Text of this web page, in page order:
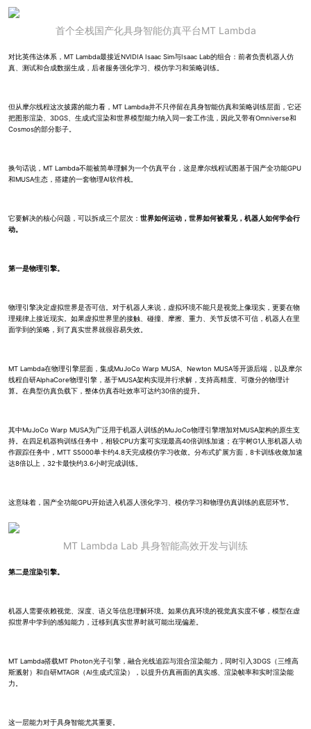
首个全栈国产化具身智能仿真平台MT Lambda
对比英伟达体系，MT Lambda最接近NVIDIA Isaac Sim与Isaac Lab的组合：前者负责机器人仿
真、测试和合成数据生成，后者服务强化学习、模仿学习和策略训练。
但从摩尔线程这次披露的能力看，MT Lambda并不只停留在具身智能仿真和策略训练层面，它还
把图形渲染、3DGS、生成式渲染和世界模型能力纳入同一套工作流，因此又带有Omniverse和
Cosmos的部分影子。
换句话说，MT Lambda不能被简单理解为一个仿真平台，这是摩尔线程试图基于国产全功能GPU
和MUSA生态，搭建的一套物理AI软件栈。
它要解决的核心问题，可以拆成三个层次： 世界如何运动，世界如何被看见，机器人如何学会行
动。
第一是物理引擎。
物理引擎决定虚拟世界是否可信。对于机器人来说，虚拟环境不能只是视觉上像现实，更要在物
理规律上接近现实。如果虚拟世界里的接触、碰撞、摩擦、重力、关节反馈不可信，机器人在里
面学到的策略，到了真实世界就很容易失效。
MT Lambda在物理引擎层面，集成MuJoCo Warp MUSA、Newton MUSA等开源后端，以及摩尔
线程自研AlphaCore物理引擎，基于MUSA架构实现并行求解，支持高精度、可微分的物理计
算。在典型仿真负载下，整体仿真吞吐效率可达约30倍的提升。
其中MuJoCo Warp MUSA为广泛用于机器人训练的MuJoCo物理引擎增加对MUSA架构的原生支
持。在四足机器狗训练任务中，相较CPU方案可实现最高40倍训练加速；在宇树G1人形机器人动
作跟踪任务中，MTT S5000单卡约4.8天完成模仿学习收敛。分布式扩展方面，8卡训练收敛加速
达8倍以上，32卡最快约3.6小时完成训练。
这意味着，国产全功能GPU开始进入机器人强化学习、模仿学习和物理仿真训练的底层环节。
MT Lambda Lab 具身智能高效开发与训练
第二是渲染引擎。
机器人需要依赖视觉、深度、语义等信息理解环境。如果仿真环境的视觉真实度不够，模型在虚
拟世界中学到的感知能力，迁移到真实世界时就可能出现偏差。
MT Lambda搭载MT Photon光子引擎，融合光线追踪与混合渲染能力，同时引入3DGS（三维高
斯溅射）和自研MTAGR（AI生成式渲染），以提升仿真画面的真实感、渲染帧率和实时渲染能
力。
这一层能力对于具身智能尤其重要。